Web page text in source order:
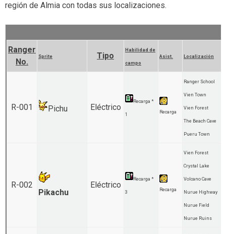
región de Almia con todas sus localizaciones.
Ranger
No.
Sprite Tipo
Habilidad de
campo
Asist. Localización
R-001 Pichu Eléctrico
Recarga *
1 Recarga
Ranger School
Vien Town
Vien Forest
The Beach Cave
Pueru Town
R-002
Pikachu
Eléctrico
Recarga *
3 Recarga
Vien Forest
Crystal Lake
Volcano Cave
Nurue Highway
Nurue Field
Nurue Ruins